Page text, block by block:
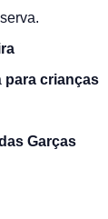
para crianças
Garças